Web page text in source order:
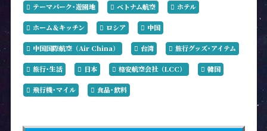
テーマパーク･遊園地 ベトナム航空 ホテル
ホーム＆キッチン ロシア 中国
中国国際航空（Air China） 台湾 旅行グッズ･アイテム
旅行･生活 日本 格安航空会社（LCC） 韓国
飛行機･マイル 食品･飲料